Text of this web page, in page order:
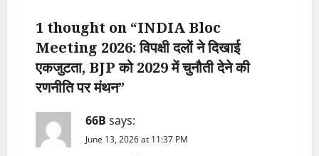
v
i
g
a
t
1 thought on “INDIA Bloc
Meeting 2026: विपक्षी दलों ने दिखाई
एकजुटता, BJP को 2029 में चुनौती देने की
रणनीति पर मंथन”
66B says:
June 13, 2026 at 11:37 PM